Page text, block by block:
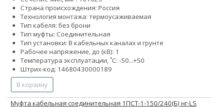
Страна происхождения: Россия
Технология монтажа: термоусаживаемая
Тип кабеля: без брони
Тип муфты: Соединительная
Тип установки: В кабельных каналах и грунте
Рабочее напряжение, до (кВ): 1
Температура эксплуатации, ˚С: -50...+50
Штрих-код: 14680430000189
В корзину
Муфта кабельная соединительная 1ПСТ-1-150/240(Б) нг-LS